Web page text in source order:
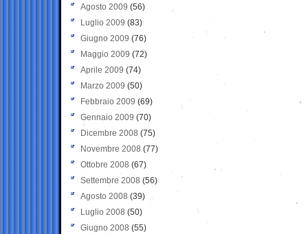
Agosto 2009 (56)
Luglio 2009 (83)
Giugno 2009 (76)
Maggio 2009 (72)
Aprile 2009 (74)
Marzo 2009 (50)
Febbraio 2009 (69)
Gennaio 2009 (70)
Dicembre 2008 (75)
Novembre 2008 (77)
Ottobre 2008 (67)
Settembre 2008 (56)
Agosto 2008 (39)
Luglio 2008 (50)
Giugno 2008 (55)